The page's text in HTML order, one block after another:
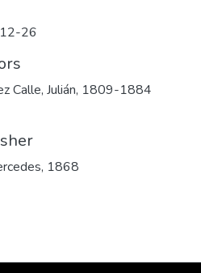
26
Calle, Julián, 1809-1884
1868